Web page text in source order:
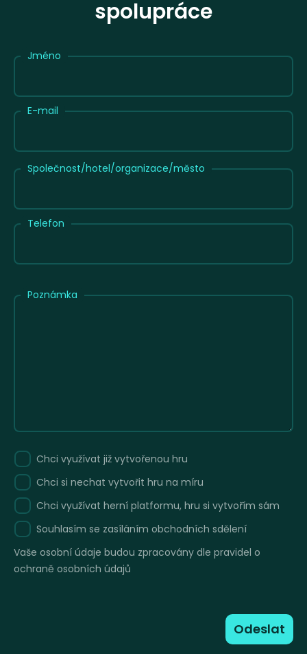
spolupráce
Jméno
E-mail
Společnost/hotel/organizace/město
Telefon
Poznámka
Chci využívat již vytvořenou hru
Chci si nechat vytvořit hru na míru
Chci využívat herní platformu, hru si vytvořím sám
Souhlasím se zasíláním obchodních sdělení
Vaše osobní údaje budou zpracovány dle pravidel o
ochraně osobních údajů